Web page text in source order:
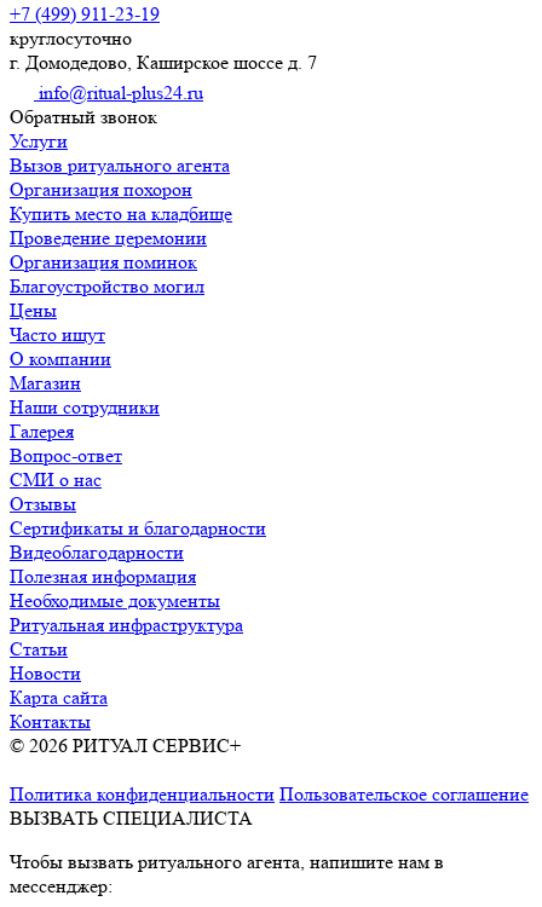
+7 (499) 911-23-19
круглосуточно
г. Домодедово, Каширское шоссе д. 7
info@ritual-plus24.ru
Обратный звонок
Услуги
Вызов ритуального агента
Организация похорон
Купить место на кладбище
Проведение церемонии
Организация поминок
Благоустройство могил
Цены
Часто ищут
О компании
Магазин
Наши сотрудники
Галерея
Вопрос-ответ
СМИ о нас
Отзывы
Сертификаты и благодарности
Видеоблагодарности
Полезная информация
Необходимые документы
Ритуальная инфраструктура
Статьи
Новости
Карта сайта
Контакты
© 2026 РИТУАЛ СЕРВИС+
Политика конфиденциальности Пользовательское соглашение
ВЫЗВАТЬ СПЕЦИАЛИСТА
Чтобы вызвать ритуального агента, напишите нам в
мессенджер: